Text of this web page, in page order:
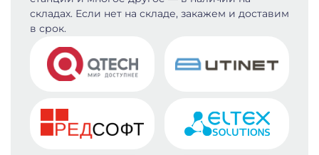
складах. Если нет на складе, закажем и доставим
в срок.